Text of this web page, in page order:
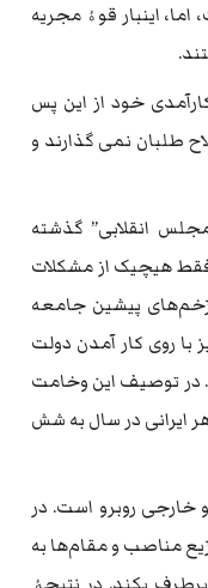
اما، اینبار قوۀ مجریه
خود از این پس
طلبان نمی گذارند و
انقلابی” گذشته
هیچیک از مشکلات
زخم‌های پیشین جامعه
روی کار آمدن دولت
در توصیف این وخامت
ایرانی در سال به شش
روبرو است. در
مناصب و مقام‌ها به